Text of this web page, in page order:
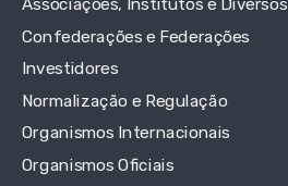
Associações, Institutos e Diversos
Confederações e Federações
Investidores
Normalização e Regulação
Organismos Internacionais
Organismos Oficiais